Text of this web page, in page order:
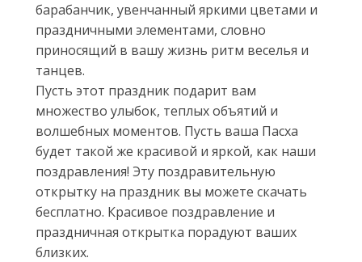
барабанчик, увенчанный яркими цветами и
праздничными элементами, словно
приносящий в вашу жизнь ритм веселья и
танцев.
Пусть этот праздник подарит вам
множество улыбок, теплых объятий и
волшебных моментов. Пусть ваша Пасха
будет такой же красивой и яркой, как наши
поздравления! Эту поздравительную
открытку на праздник вы можете скачать
бесплатно. Красивое поздравление и
праздничная открытка порадуют ваших
близких.